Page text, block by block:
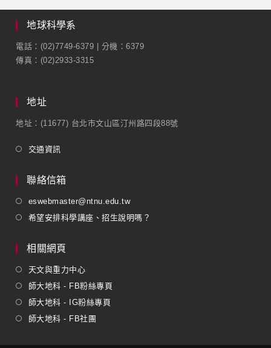
地球科學系
電話：(02)7749-6379 | 分機：6379
傳真：(02)2933-3315
地址
地址：(11677) 台北市文山區汀州路四段88號
交通資訊
聯絡信箱
eswebmaster@ntnu.edu.tw
希望安排科學講座、招生說明嗎？
相關網頁
天文與重力中心
師大地科 - FB粉絲專頁
師大地科 - IG粉絲專頁
師大地科 - FB社團